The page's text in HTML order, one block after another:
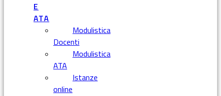
E
ATA
Modulistica
Docenti
Modulistica
ATA
Istanze
online